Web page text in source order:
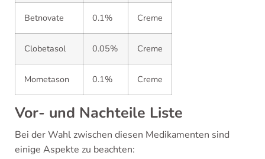
Betnovate 0.1% Creme
Clobetasol 0.05% Creme
Mometason 0.1% Creme
Vor- und Nachteile Liste
Bei der Wahl zwischen diesen Medikamenten sind
einige Aspekte zu beachten: